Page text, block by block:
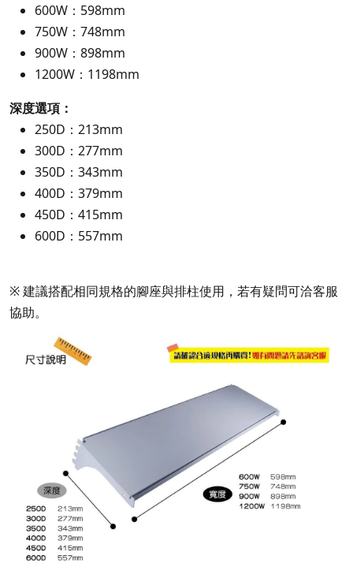
600W：598mm
750W：748mm
900W：898mm
1200W：1198mm
深度選項：
250D：213mm
300D：277mm
350D：343mm
400D：379mm
450D：415mm
600D：557mm
※ 建議搭配相同規格的腳座與排柱使用，若有疑問可洽客服
協助。